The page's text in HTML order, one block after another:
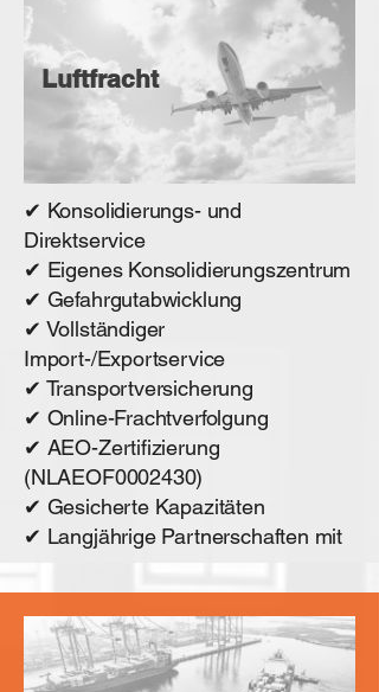
Luftfracht
✔ Konsolidierungs- und
Direktservice
✔ Eigenes Konsolidierungszentrum
✔ Gefahrgutabwicklung
✔ Vollständiger
Import-/Exportservice
✔ Transportversicherung
✔ Online-Frachtverfolgung
✔ AEO-Zertifizierung
(NLAEOF0002430)
✔ Gesicherte Kapazitäten
✔ Langjährige Partnerschaften mit